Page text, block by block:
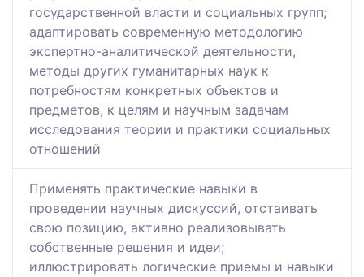
государственной власти и социальных групп;
адаптировать современную методологию
экспертно-аналитической деятельности,
методы других гуманитарных наук к
потребностям конкретных объектов и
предметов, к целям и научным задачам
исследования теории и практики социальных
отношений
Применять практические навыки в
проведении научных дискуссий, отстаивать
свою позицию, активно реализовывать
собственные решения и идеи;
иллюстрировать логические приемы и навыки